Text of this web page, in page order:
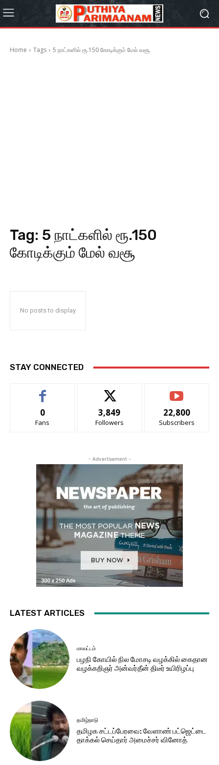
Home Tags 5 நாட்களில் ரூ.150 கோடிக்கும் மேல் வசூ
Tag: 5 நாட்களில் ரூ.150
கோடிக்கும் மேல் வசூ
No posts to display
STAY CONNECTED
0
Fans
3,849
Followers
22,800
Subscribers
- Advertisement -
LATEST ARTICLES
மாவட்டம்
பழநி கோயில் நில மோசடி வழக்கில் கைதான
வழக்கறிஞர் அன்வர்தீன் திடீர் உயிரிழப்பு
தமிழ்நாடு
தமிழக சட்​டப்​பேர​வை: வேளாண் பட்​ஜெட்டை
தாக்கல் செய்தார் அமைச்சர் வினோத்